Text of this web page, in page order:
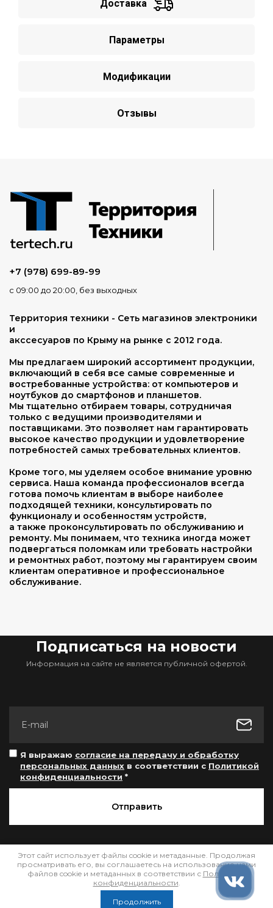
Доставка
Параметры
Модификации
Отзывы
+7 (978) 699-89-99
с 09:00 до 20:00, без выходных
Территория техники - Сеть магазинов электроники
и
акссесуаров по Крыму на рынке с 2012 года.
Мы предлагаем широкий ассортимент продукции,
включающий в себя все самые современные и
востребованные устройства: от компьютеров и
ноутбуков до смартфонов и планшетов.
Мы тщательно отбираем товары, сотрудничая
только с ведущими производителями и
поставщиками. Это позволяет нам гарантировать
высокое качество продукции и удовлетворение
потребностей самых требовательных клиентов.
Кроме того, мы уделяем особое внимание уровню
сервиса. Наша команда профессионалов всегда
готова помочь клиентам в выборе наиболее
подходящей техники, консультировать по
функционалу и особенностям устройств,
а также проконсультировать по обслуживанию и
ремонту. Мы понимаем, что техника иногда может
подвергаться поломкам или требовать настройки
и ремонтных работ, поэтому мы гарантируем своим
клиентам оперативное и профессиональное
обслуживание.
Подписаться на новости
Информация на сайте не является публичной офертой.
Я выражаю согласие на передачу и обработку
персональных данных в соответствии с Политикой
конфиденциальности *
Отправить
Политика конфиденциальности
Этот сайт использует файлы cookie и метаданные. Продолжая
просматривать его, вы соглашаетесь на использование нами
файлов cookie и метаданных в соответствии с Политикой
конфиденциальности.
Продолжить